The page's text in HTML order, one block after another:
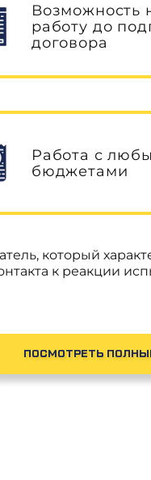
Возможность
работу до
договора
Работа с
бюджетами
который
к реакции
ПОСМОТРЕТЬ